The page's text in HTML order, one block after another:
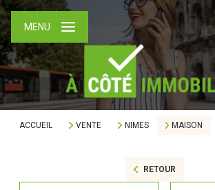
MENU
ACCUEIL VENTE NIMES MAISON
RETOUR